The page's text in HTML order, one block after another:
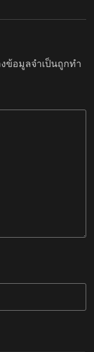
ข้อมูลจำเป็นถูกทำ